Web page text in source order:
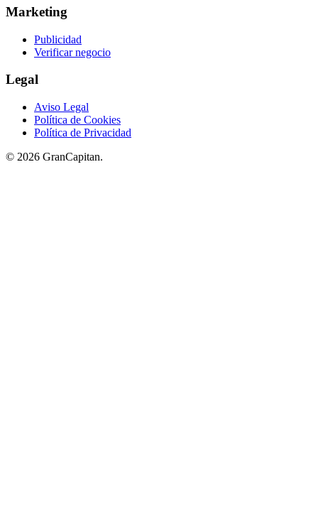
Marketing
Publicidad
Verificar negocio
Legal
Aviso Legal
Política de Cookies
Política de Privacidad
© 2026 GranCapitan.